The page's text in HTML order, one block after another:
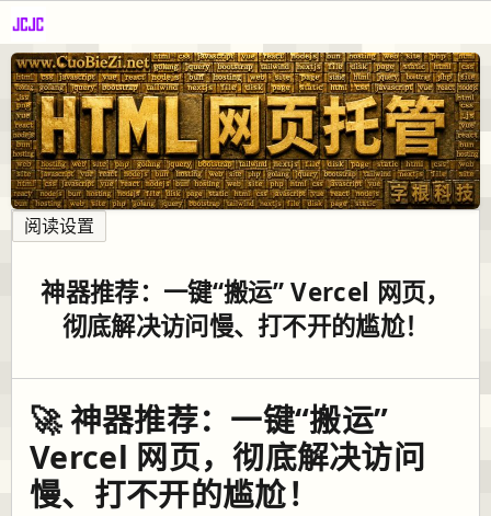
阅读设置
神器推荐：一键“搬运” Vercel 网页，
彻底解决访问慢、打不开的尴尬！
🚀 神器推荐：一键“搬运”
Vercel 网页，彻底解决访问
慢、打不开的尴尬！